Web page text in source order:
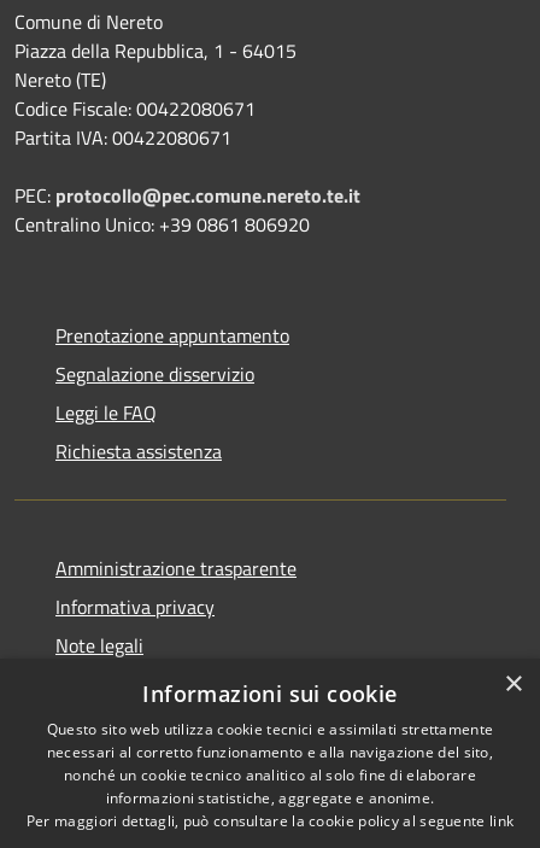
Comune di Nereto
Piazza della Repubblica, 1 - 64015
Nereto (TE)
Codice Fiscale: 00422080671
Partita IVA: 00422080671
PEC: protocollo@pec.comune.nereto.te.it
Centralino Unico: +39 0861 806920
Prenotazione appuntamento
Segnalazione disservizio
Leggi le FAQ
Richiesta assistenza
Amministrazione trasparente
Informativa privacy
Note legali
Dichiarazione di accessibilità
Accessibilità
Copyright © 2026 • Comune di
Nereto • Powered by
×
Informazioni sui cookie
Questo sito web utilizza cookie tecnici e assimilati strettamente
necessari al corretto funzionamento e alla navigazione del sito,
nonché un cookie tecnico analitico al solo fine di elaborare
informazioni statistiche, aggregate e anonime.
Per maggiori dettagli, può consultare la cookie policy al seguente link